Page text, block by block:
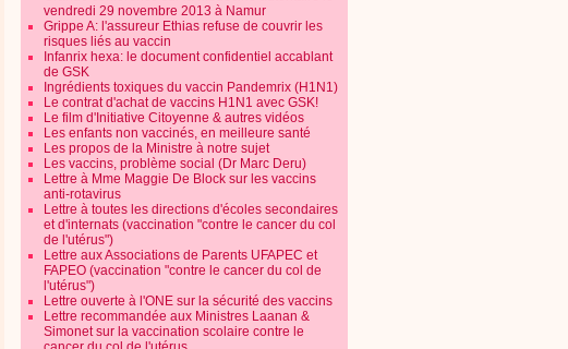
vendredi 29 novembre 2013 à Namur
Grippe A: l'assureur Ethias refuse de couvrir les
risques liés au vaccin
Infanrix hexa: le document confidentiel accablant
de GSK
Ingrédients toxiques du vaccin Pandemrix (H1N1)
Le contrat d'achat de vaccins H1N1 avec GSK!
Le film d'Initiative Citoyenne & autres vidéos
Les enfants non vaccinés, en meilleure santé
Les propos de la Ministre à notre sujet
Les vaccins, problème social (Dr Marc Deru)
Lettre à Mme Maggie De Block sur les vaccins
anti-rotavirus
Lettre à toutes les directions d'écoles secondaires
et d'internats (vaccination "contre le cancer du col
de l'utérus")
Lettre aux Associations de Parents UFAPEC et
FAPEO (vaccination "contre le cancer du col de
l'utérus")
Lettre ouverte à l'ONE sur la sécurité des vaccins
Lettre recommandée aux Ministres Laanan &
Simonet sur la vaccination scolaire contre le